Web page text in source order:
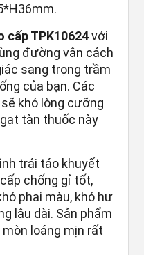
cấp TPK10624với
đường vân cách
sang trọng trầm
của bạn. Các
khó lòng cưỡng
tàn thuốc này
trái táo khuyết
chống gỉ tốt,
phai màu, khó hư
lâu dài. Sản phẩm
loáng mịn rất